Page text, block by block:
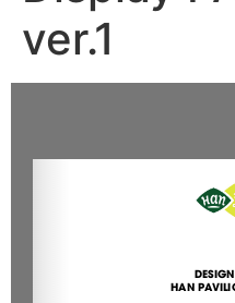
ver.1